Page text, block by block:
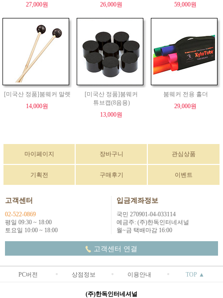
27,000원
26,000원
59,000원
[미국산 정품]붐웨커 말렛
14,000원
[미국산 정품]붐웨커
튜브캡(8음용)
13,000원
붐웨커 전용 홀더
29,000원
마이페이지 장바구니 관심상품
기획전 구매후기 이벤트
고객센터
02-522-0869
평일 09:30 ~ 18:00
토요일 10:00 ~ 18:00
입금계좌정보
국민 270901-04-033114
예금주: (주)한독인터네셔널
월~금 택배마감 16:00
고객센터 연결
PC버전 상점정보 이용안내 TOP ▲
(주)한독인터네셔널